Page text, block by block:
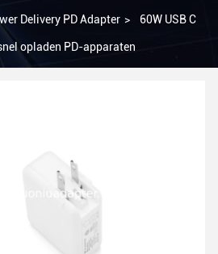
Delivery PD Adapter > 60W USB C
opladen PD-apparaten